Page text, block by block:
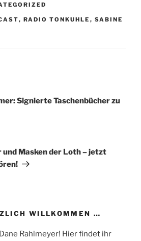
, RADIO TONKUHLE , SABINE
Signierte Taschenbücher zu
Masken der Loth – jetzt
WILLKOMMEN …
Rahlmeyer! Hier findet ihr